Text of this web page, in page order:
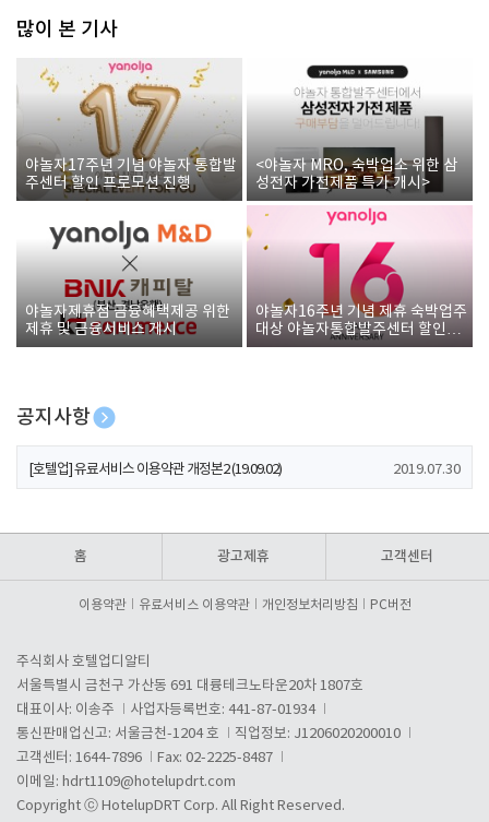
많이 본 기사
야놀자17주년 기념 야놀자 통합발
주센터 할인 프로모션 진행
<야놀자 MRO, 숙박업소 위한 삼
성전자 가전제품 특가 개시>
야놀자제휴점 금융혜택제공 위한
제휴 및 금융서비스 게시
야놀자16주년 기념 제휴 숙박업주
대상 야놀자통합발주센터 할인쿠
폰 증정
공지사항
[호텔업] 개인정보 처리방침 개정본1 (19.09.02)
[호텔업] 유료서비스 이용약관 개정본2 (19.09.02) 2019.07.30
홈 광고제휴 고객센터
이용약관 유료서비스 이용약관 개인정보처리방침 PC버전
주식회사 호텔업디알티
서울특별시 금천구 가산동 691 대륭테크노타운20차 1807호
대표이사: 이송주
사업자등록번호: 441-87-01934
통신판매업신고: 서울금천-1204 호
직업정보: J1206020200010
고객센터: 1644-7896
Fax: 02-2225-8487
이메일: hdrt1109@hotelupdrt.com
Copyright ⓒ HotelupDRT Corp. All Right Reserved.